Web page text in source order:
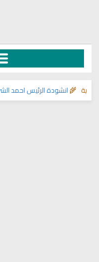
انشودة الرئيس احمد الشرع🌾